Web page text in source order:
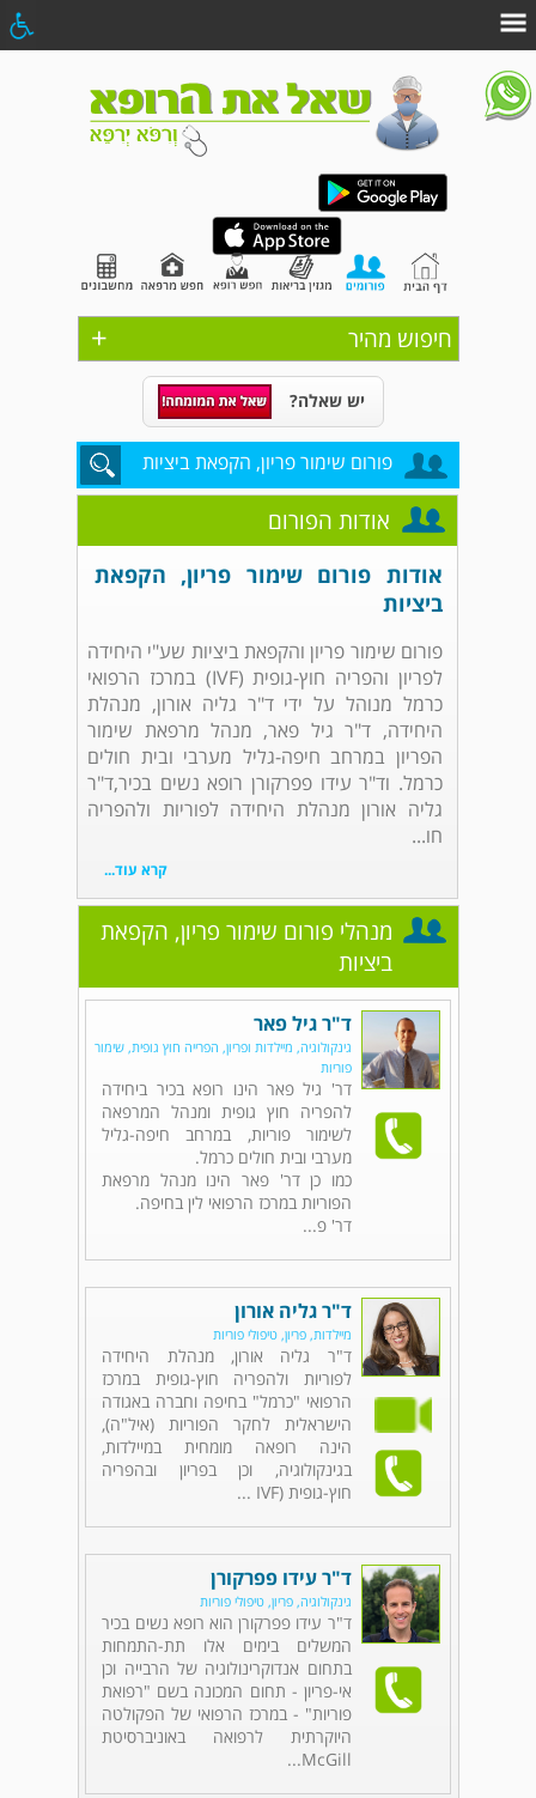
+ חיפוש מהיר
יש שאלה?
פורום שימור פריון, הקפאת ביציות
אודות הפורום
אודות פורום שימור פריון, הקפאת
ביציות
פורום שימור פריון והקפאת ביציות שע"י היחידה
לפריון והפריה חוץ-גופית (IVF) במרכז הרפואי
כרמל מנוהל על ידי ד"ר גליה אורון, מנהלת
היחידה, ד"ר גיל פאר, מנהל מרפאת שימור
הפריון במרחב חיפה-גליל מערבי ובית חולים
כרמל. וד"ר עידו פפרקורן רופא נשים בכיר,ד"ר
גליה אורון מנהלת היחידה לפוריות ולהפריה
חו...
קרא עוד...
מנהלי פורום שימור פריון, הקפאת
ביציות
ד"ר גיל פאר
גינקולוגיה, מיילדות ופריון, הפרייה חוץ גופית, שימור
פוריות
דר' גיל פאר הינו רופא בכיר ביחידה
להפריה חוץ גופית ומנהל המרפאה
לשימור פוריות, במרחב חיפה-גליל
מערבי ובית חולים כרמל.
כמו כן דר' פאר הינו מנהל מרפאת
הפוריות במרכז הרפואי לין בחיפה.
דר' פ...
ד"ר גליה אורון
מיילדות, פריון, טיפולי פוריות
ד"ר גליה אורון, מנהלת היחידה
לפוריות ולהפריה חוץ-גופית במרכז
הרפואי "כרמל" בחיפה וחברה באגודה
הישראלית לחקר הפוריות (איל"ה),
הינה רופאה מומחית במיילדות,
בגינקולוגיה, וכן בפריון ובהפריה
חוץ-גופית (IVF ...
ד"ר עידו פפרקורן
גינקולוגיה, פריון, טיפולי פוריות
ד"ר עידו פפרקורן הוא רופא נשים בכיר
המשלים בימים אלו תת-התמחות
בתחום אנדוקרינולוגיה של הרבייה וכן
אי-פריון - תחום המכונה בשם "רפואת
פוריות" - במרכז הרפואי של הפקולטה
היוקרתית לרפואה באוניברסיטת
McGill...